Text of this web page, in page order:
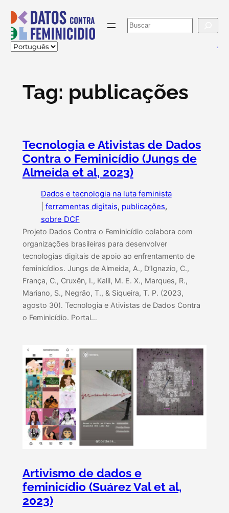
Pular
para
conteúdo
Buscar
Tag: publicações
Tecnologia e Ativistas de Dados
Contra o Feminicídio (Jungs de
Almeida et al, 2023)
Dados e tecnologia na luta feminista
ferramentas digitais, publicações
sobre DCF
Projeto Dados Contra o Feminicídio colabora com
organizações brasileiras para desenvolver
tecnologias digitais de apoio ao enfrentamento de
feminicídios. Jungs de Almeida, A., D’Ignazio, C.,
França, C., Cruxên, I., Kalil, M. E. X., Marques, R.,
Mariano, S., Negrão, T., & Siqueira, T. P. (2023,
agosto 30). Tecnologia e Ativistas de Dados Contra
o Feminicídio. Portal…
Artivismo de dados e
feminicídio (Suárez Val et al,
2023)